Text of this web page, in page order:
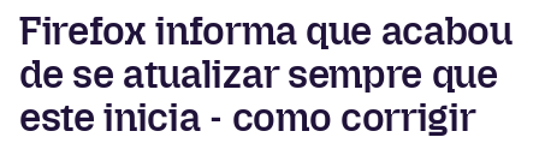
Firefox informa que acabou
de se atualizar sempre que
este inicia - como corrigir